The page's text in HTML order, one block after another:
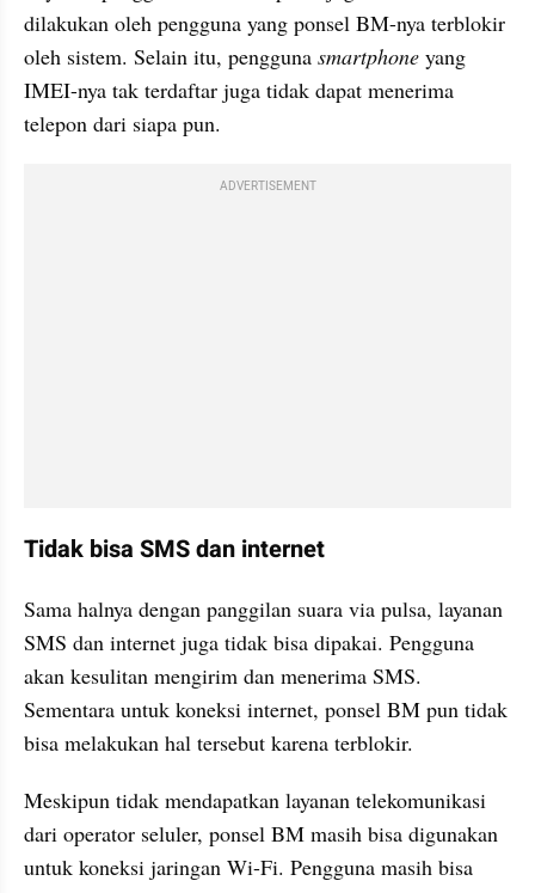
dilakukan oleh pengguna yang ponsel BM-nya terblokir
oleh sistem. Selain itu, pengguna smartphone yang
IMEI-nya tak terdaftar juga tidak dapat menerima
telepon dari siapa pun.
ADVERTISEMENT
Tidak bisa SMS dan internet
Sama halnya dengan panggilan suara via pulsa, layanan
SMS dan internet juga tidak bisa dipakai. Pengguna
akan kesulitan mengirim dan menerima SMS.
Sementara untuk koneksi internet, ponsel BM pun tidak
bisa melakukan hal tersebut karena terblokir.
Meskipun tidak mendapatkan layanan telekomunikasi
dari operator seluler, ponsel BM masih bisa digunakan
untuk koneksi jaringan Wi-Fi. Pengguna masih bisa